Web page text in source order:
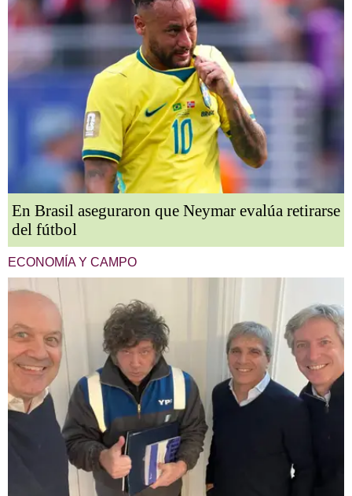
En Brasil aseguraron que Neymar evalúa retirarse
del fútbol
ECONOMÍA Y CAMPO